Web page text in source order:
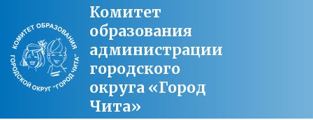
Комитет
образования
администрации
городского
округа «Город
Чита»